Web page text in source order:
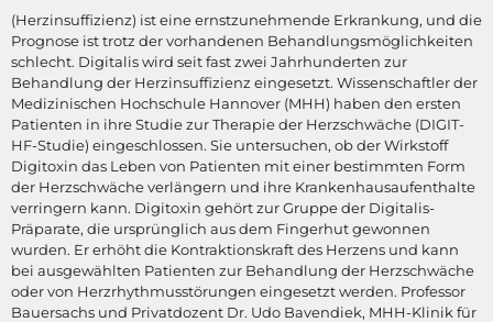
(Herzinsuffizienz) ist eine ernstzunehmende Erkrankung, und die
Prognose ist trotz der vorhandenen Behandlungsmöglichkeiten
schlecht. Digitalis wird seit fast zwei Jahrhunderten zur
Behandlung der Herzinsuffizienz eingesetzt. Wissenschaftler der
Medizinischen Hochschule Hannover (MHH) haben den ersten
Patienten in ihre Studie zur Therapie der Herzschwäche (DIGIT-
HF-Studie) eingeschlossen. Sie untersuchen, ob der Wirkstoff
Digitoxin das Leben von Patienten mit einer bestimmten Form
der Herzschwäche verlängern und ihre Krankenhausaufenthalte
verringern kann. Digitoxin gehört zur Gruppe der Digitalis-
Präparate, die ursprünglich aus dem Fingerhut gewonnen
wurden. Er erhöht die Kontraktionskraft des Herzens und kann
bei ausgewählten Patienten zur Behandlung der Herzschwäche
oder von Herzrhythmusstörungen eingesetzt werden. Professor
Bauersachs und Privatdozent Dr. Udo Bavendiek, MHH-Klinik für